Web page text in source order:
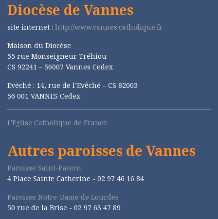
Diocèse de Vannes
site internet : http://www.vannes.catholique.fr
Maison du Diocèse
55 rue Monseigneur Tréhiou
CS 92241 – 56007 Vannes Cedex
Evéché : 14, rue de l’Evêché – CS 82003
56 001 VANNES Cedex
L'Eglise Catholique de France
Autres paroisses de Vannes
Paroisse Saint-Patern
4 Place Sainte Catherine - 02 97 46 16 84
Paroisse Notre-Dame de Lourdes
50 rue de la Brise - 02 97 63 47 89